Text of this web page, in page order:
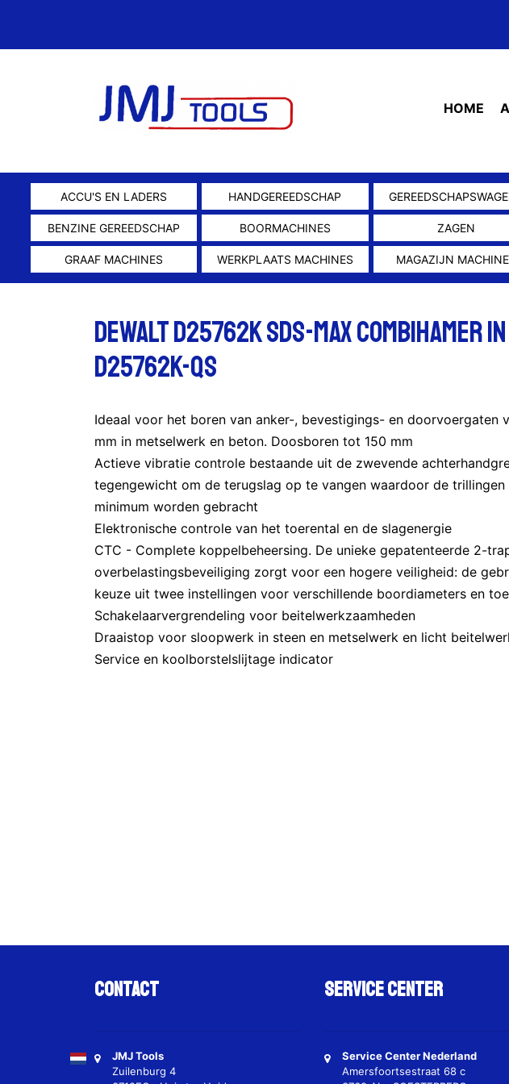
HOME
ACCU'S EN LADERS HANDGEREEDSCHAP
BENZINE GEREEDSCHAP BOORMACHINES ZAGEN
GRAAF MACHINES WERKPLAATS MACHINES MAGAZIJN
DeWalt D25762K SDS-max combihamer
D25762K-QS
Ideaal voor het boren van anker-, bevestigings- en doorvoergaten
mm in metselwerk en beton. Doosboren tot 150 mm
Actieve vibratie controle bestaande uit de zwevende
tegengewicht om de terugslag op te vangen waardoor de
minimum worden gebracht
Elektronische controle van het toerental en de slagenergie
CTC - Complete koppelbeheersing. De unieke gepatenteerde 2-
overbelastingsbeveiliging zorgt voor een hogere veiligheid: de
keuze uit twee instellingen voor verschillende boordiameters en
Schakelaarvergrendeling voor beitelwerkzaamheden
Draaistop voor sloopwerk in steen en metselwerk en licht
Service en koolborstelslijtage indicator
Contact
JMJ Tools
Zuilenburg 4
Service Center
Service Center Nederland
Amersfoortsestraat 68 c